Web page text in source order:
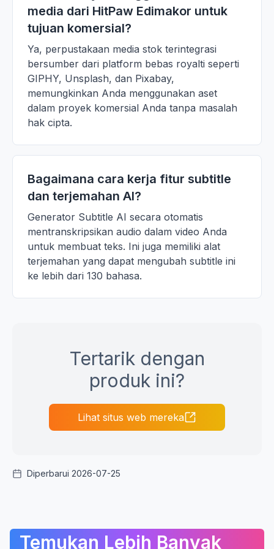
media dari HitPaw Edimakor untuk
tujuan komersial?
Ya, perpustakaan media stok terintegrasi
bersumber dari platform bebas royalti seperti
GIPHY, Unsplash, dan Pixabay,
memungkinkan Anda menggunakan aset
dalam proyek komersial Anda tanpa masalah
hak cipta.
Bagaimana cara kerja fitur subtitle
dan terjemahan AI?
Generator Subtitle AI secara otomatis
mentranskripsikan audio dalam video Anda
untuk membuat teks. Ini juga memiliki alat
terjemahan yang dapat mengubah subtitle ini
ke lebih dari 130 bahasa.
Tertarik dengan
produk ini?
Lihat situs web mereka
Diperbarui 2026-07-25
Temukan Lebih Banyak